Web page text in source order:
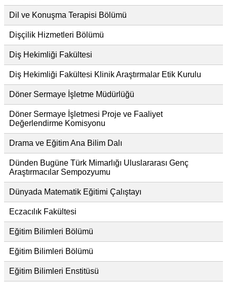
Dil ve Konuşma Terapisi Bölümü
Dişçilik Hizmetleri Bölümü
Diş Hekimliği Fakültesi
Diş Hekimliği Fakültesi Klinik Araştırmalar Etik Kurulu
Döner Sermaye İşletme Müdürlüğü
Döner Sermaye İşletmesi Proje ve Faaliyet
Değerlendirme Komisyonu
Drama ve Eğitim Ana Bilim Dalı
Dünden Bugüne Türk Mimarlığı Uluslararası Genç
Araştırmacılar Sempozyumu
Dünyada Matematik Eğitimi Çalıştayı
Eczacılık Fakültesi
Eğitim Bilimleri Bölümü
Eğitim Bilimleri Bölümü
Eğitim Bilimleri Enstitüsü